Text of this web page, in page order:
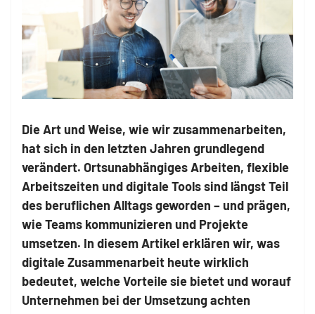
Die Art und Weise, wie wir zusammenarbeiten,
hat sich in den letzten Jahren grundlegend
verändert. Ortsunabhängiges Arbeiten, flexible
Arbeitszeiten und digitale Tools sind längst Teil
des beruflichen Alltags geworden – und prägen,
wie Teams kommunizieren und Projekte
umsetzen. In diesem Artikel erklären wir, was
digitale Zusammenarbeit heute wirklich
bedeutet, welche Vorteile sie bietet und worauf
Unternehmen bei der Umsetzung achten